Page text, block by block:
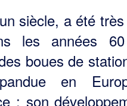
siècle, a été
les années
boues de
en
; son